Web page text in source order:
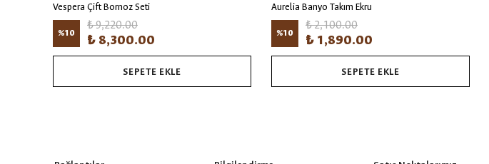
Vespera Çift Bornoz Seti
%10
₺ 9,220.00
₺ 8,300.00
SEPETE EKLE
Aurelia Banyo Takım Ekru
%10
₺ 2,100.00
₺ 1,890.00
SEPETE EKLE